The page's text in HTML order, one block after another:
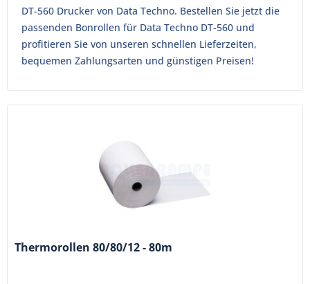
DT-560 Drucker von Data Techno. Bestellen Sie jetzt die
passenden Bonrollen für Data Techno DT-560 und
profitieren Sie von unseren schnellen Lieferzeiten,
bequemen Zahlungsarten und günstigen Preisen!
Thermorollen 80/80/12 - 80m